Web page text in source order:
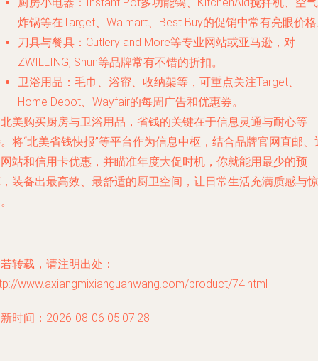
炸锅等在Target、Walmart、Best Buy的促销中常有亮眼价
刀具与餐具 ：Cutlery and More等专业网站或亚马逊，对
ZWILLING, Shun等品牌常有不错的折扣。
卫浴用品 ：毛巾、浴帘、收纳架等，可重点关注Target、
Home Depot、Wayfair的每周广告和优惠券。
美购买厨房与卫浴用品，省钱的关键在于信息灵通与耐心等
将“北美省钱快报”等平台作为信息中枢，结合品牌官网直邮、
站和信用卡优惠，并瞄准年度大促时机，你就能用最少的预
装备出最高效、最舒适的厨卫空间，让日常生活充满质感与惊
转载，请注明出处：
www.axiangmixianguanwang.com/product/74.html
时间：2026-08-06 05:07:28